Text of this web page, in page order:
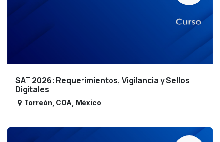
SAT 2026: Requerimientos, Vigilancia y Sellos
Digitales
Torreón COA México